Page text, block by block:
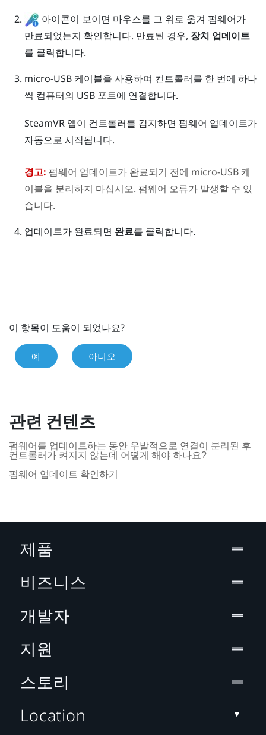
아이콘이 보이면 마우스를 그 위로 옮겨 펌웨어가
만료되었는지 확인합니다. 만료된 경우, 장치 업데이트
를 클릭합니다.
micro-USB 케이블을 사용하여 컨트롤러를 한 번에 하나
씩 컴퓨터의 USB 포트에 연결합니다.
SteamVR앱이 컨트롤러를 감지하면 펌웨어 업데이트가
자동으로 시작됩니다.
경고: 펌웨어 업데이트가 완료되기 전에 micro-USB 케
이블을 분리하지 마십시오. 펌웨어 오류가 발생할 수 있
습니다.
업데이트가 완료되면 완료를 클릭합니다.
이 항목이 도움이 되었나요?
예 아니오
관련 컨텐츠
펌웨어를 업데이트하는 동안 우발적으로 연결이 분리된 후
컨트롤러가 켜지지 않는데 어떻게 해야 하나요?
펌웨어 업데이트 확인하기
제품
비즈니스
개발자
지원
스토리
Location